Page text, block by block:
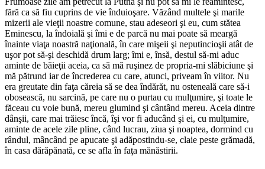
fără ca să fiu cuprins de vie înduioşare. Văzând multele şi marile
mizerii ale vieţii noastre comune, stau adeseori şi eu, cum stătea
Eminescu, la îndoială şi îmi e de parcă nu mai poate să meargă
înainte viaţa noastră naţională, în care mişeii şi neputincioşii atât de
uşor pot să-şi deschidă drum larg; îmi e, însă, destul să-mi aduc
aminte de băieţii aceia, ca să mă ruşinez de propria-mi slăbiciune şi
mă pătrund iar de încrederea cu care, atunci, priveam în viitor. Nu
era greutate din faţa căreia să se dea îndărăt, nu osteneală care să-i
obosească, nu sarcină, pe care nu o purtau cu mulţumire, şi toate le
făceau cu voie bună, mereu glumind şi cântând mereu. Aceia dintre
dânşii, care mai trăiesc încă, îşi vor fi aducând şi ei, cu mulţumire,
aminte de acele zile pline, când lucrau, ziua şi noaptea, dormind cu
rândul, mâncând pe apucate şi adăpostindu-se, claie peste grămadă,
în casa dărăpănată, ce se afla în faţa mănăstirii.